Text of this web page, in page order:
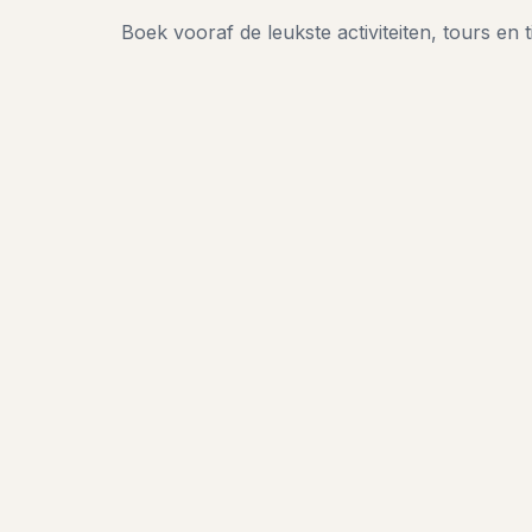
Boek vooraf de leukste activiteiten, tours en